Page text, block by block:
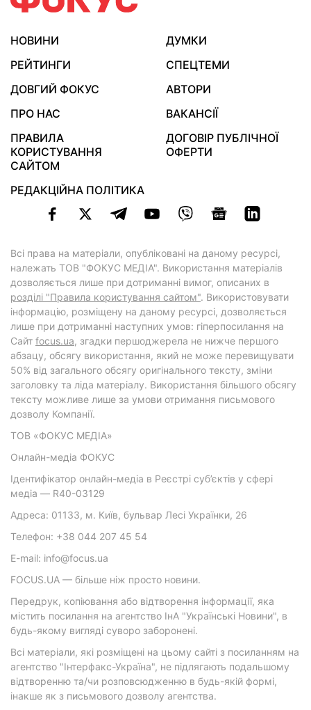
НОВИНИ
ДУМКИ
РЕЙТИНГИ
СПЕЦТЕМИ
ДОВГИЙ ФОКУС
АВТОРИ
ПРО НАС
ВАКАНСІЇ
ПРАВИЛА
КОРИСТУВАННЯ
САЙТОМ
ДОГОВІР ПУБЛІЧНОЇ
ОФЕРТИ
РЕДАКЦІЙНА ПОЛІТИКА
Всі права на матеріали, опубліковані на даному ресурсі,
належать ТОВ "ФОКУС МЕДІА". Використання матеріалів
дозволяється лише при дотриманні вимог, описаних в
розділі "Правила користування сайтом". Використовувати
інформацію, розміщену на даному ресурсі, дозволяється
лише при дотриманні наступних умов: гіперпосилання на
Cайт focus.ua, згадки першоджерела не нижче першого
абзацу, обсягу використання, який не може перевищувати
50% від загального обсягу оригінального тексту, зміни
заголовку та ліда матеріалу. Використання більшого обсягу
тексту можливе лише за умови отримання письмового
дозволу Компанії.
ТОВ «ФОКУС МЕДІА»
Онлайн-медіа ФОКУС
Ідентифікатор онлайн-медіа в Реєстрі суб’єктів у сфері
медіа — R40-03129
Адреса: 01133, м. Київ, бульвар Лесі Українки, 26
Телефон: +38 044 207 45 54
E-mail: info@focus.ua
FOCUS.UA — більше ніж просто новини.
Передрук, копіювання або відтворення інформації, яка
містить посилання на агентство ІнА "Українські Новини", в
будь-якому вигляді суворо заборонені.
Всі матеріали, які розміщені на цьому сайті з посиланням на
агентство "Інтерфакс-Україна", не підлягають подальшому
відтворенню та/чи розповсюдженню в будь-якій формі,
інакше як з письмового дозволу агентства.